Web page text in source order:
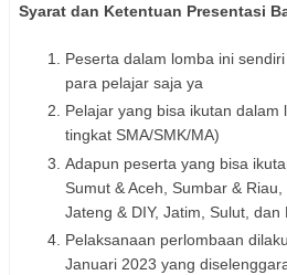
Syarat dan Ketentuan Presentasi
Peserta dalam lomba ini
para pelajar saja ya
Pelajar yang bisa ikutan dalam
tingkat SMA/SMK/MA)
Adapun peserta yang bisa
Sumut & Aceh, Sumbar &
Jateng & DIY, Jatim, Sulut, dan
Pelaksanaan perlombaan
Januari 2023 yang